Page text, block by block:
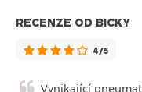
RECENZE OD BICKY
4/5
Vynikající